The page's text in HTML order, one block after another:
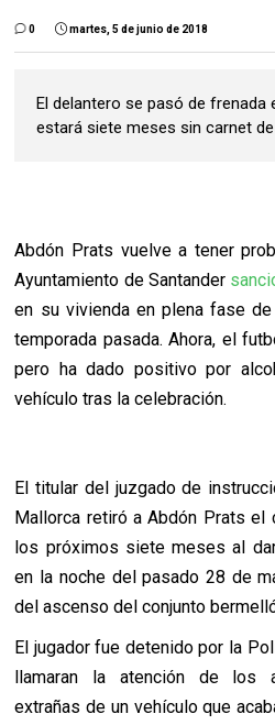
0 martes, 5 de junio de 2018
El delantero se pasó de frenada
estará siete meses sin carnet
Abdón Prats vuelve a tener
Ayuntamiento de Santander
en su vivienda en plena fase
temporada pasada. Ahora, el
pero ha dado positivo por
vehículo tras la celebración.
El titular del juzgado de
Mallorca retiró a Abdón Prats el
los próximos siete meses al
en la noche del pasado 28 de
del ascenso del conjunto
El jugador fue detenido por la
llamaran la atención de los
extrañas de un vehículo que